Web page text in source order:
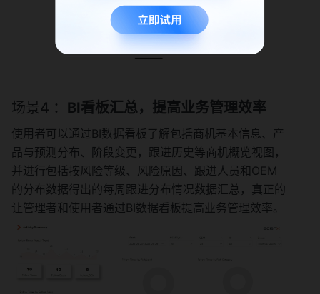
场景4 ： BI看板汇总，提高业务管理效率
使用者可以通过BI数据看板了解包括商机基本信息、产
品与预测分布、阶段变更，跟进历史等商机概览视图，
并进行包括按风险等级、风险原因、跟进人员和OEM
的分布数据得出的每周跟进分布情况数据汇总，真正的
让管理者和使用者通过BI数据看板提高业务管理效率。